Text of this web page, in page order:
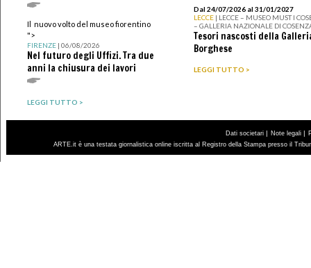
Il nuovo volto del museo fiorentino
">
FIRENZE| 06/08/2026
Nel futuro degli Uffizi. Tra due
anni la chiusura dei lavori
LEGGI TUTTO >
Dal 24/07/2026 al 31/01/2027
LECCE | LECCE – MUSEO MUST I
– GALLERIA NAZIONALE DI
Tesori nascosti della
Borghese
LEGGI TUTTO >
Dati societari | Note legali |
ARTE.it è una testata giornalistica online iscritta al Registro della Stampa presso il